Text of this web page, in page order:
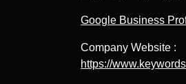
Google Business
Company Website :
https://